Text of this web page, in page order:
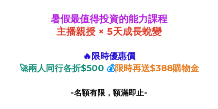
暑假最值得投資的能力課程
主播親授 × 5天成長蛻變
🔥限時優惠價
🚀兩人同行各折$500 💰限時再送$388購物金
-名額有限，額滿即止-